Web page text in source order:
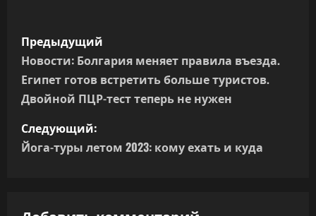
Н
а
в
и
г
Предыдущий
Новости: Болгария меняет правила въезда.
Египет готов встретить больше туристов.
Двойной ПЦР-тест теперь не нужен
Следующий:
Йога-туры летом 2023: кому ехать и куда